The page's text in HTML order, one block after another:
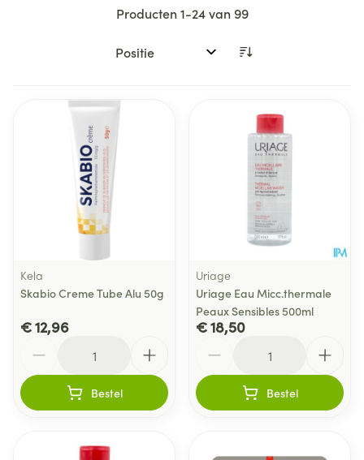
Producten1-24van99
Sorteer op:
Kela
Skabio Creme Tube Alu 50g
€ 12,96
Bestel
Uriage
Uriage Eau Micc.thermale
Peaux Sensibles 500ml
€ 18,50
Bestel